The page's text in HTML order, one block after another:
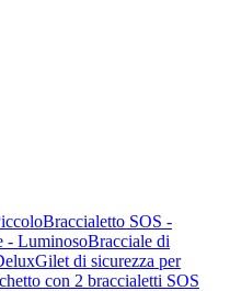
Braccialetto SOS -
- LuminosoBracciale di
Gilet di sicurezza per
con 2 braccialetti SOS